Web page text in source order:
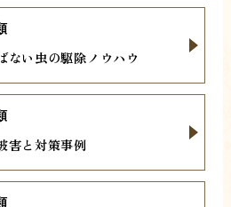
ない虫の駆除ノウハウ
害と対策事例